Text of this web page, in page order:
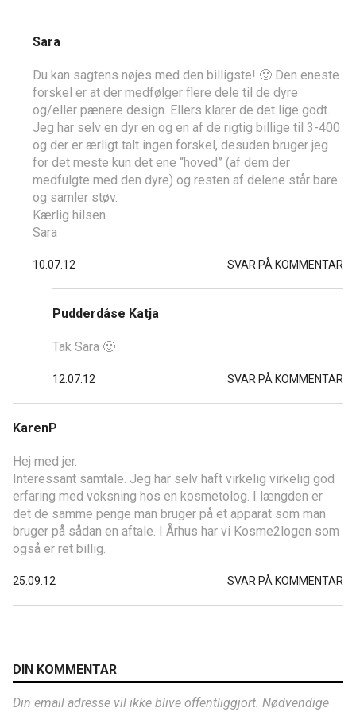
Sara
Du kan sagtens nøjes med den billigste! 🙂 Den eneste
forskel er at der medfølger flere dele til de dyre
og/eller pænere design. Ellers klarer de det lige godt.
Jeg har selv en dyr en og en af de rigtig billige til 3-400
og der er ærligt talt ingen forskel, desuden bruger jeg
for det meste kun det ene “hoved” (af dem der
medfulgte med den dyre) og resten af delene står bare
og samler støv.
Kærlig hilsen
Sara
10.07.12 SVAR PÅ KOMMENTAR
Pudderdåse Katja
Tak Sara 🙂
12.07.12 SVAR PÅ KOMMENTAR
KarenP
Hej med jer.
Interessant samtale. Jeg har selv haft virkelig virkelig god
erfaring med voksning hos en kosmetolog. I længden er
det de samme penge man bruger på et apparat som man
bruger på sådan en aftale. I Århus har vi Kosme2logen som
også er ret billig.
25.09.12 SVAR PÅ KOMMENTAR
DIN KOMMENTAR
Din email adresse vil ikke blive offentliggjort. Nødvendige